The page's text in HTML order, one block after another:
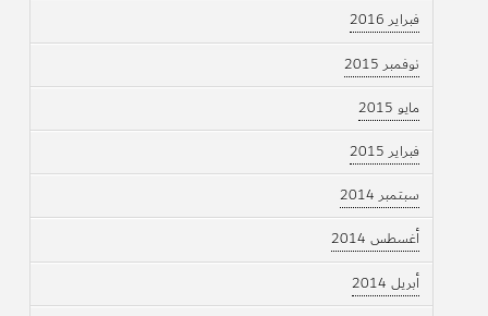
فبراير 2016
نوفمبر 2015
مايو 2015
فبراير 2015
سبتمبر 2014
أغسطس 2014
أبريل 2014